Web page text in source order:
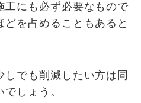
工にも必ず必要なもので
を占めることもあると
でも削減したい方は同
しょう。